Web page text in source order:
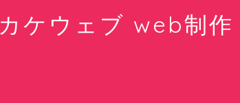
カケウェブ web制